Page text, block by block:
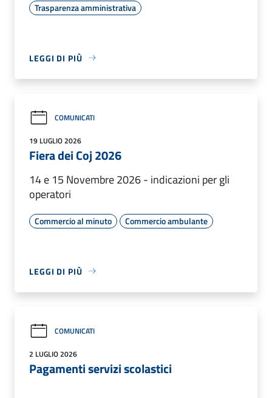
Trasparenza amministrativa
LEGGI DI PIÙ
COMUNICATI
19 LUGLIO 2026
Fiera dei Coj 2026
14 e 15 Novembre 2026 - indicazioni per gli
operatori
Commercio al minuto Commercio ambulante
LEGGI DI PIÙ
COMUNICATI
2 LUGLIO 2026
Pagamenti servizi scolastici